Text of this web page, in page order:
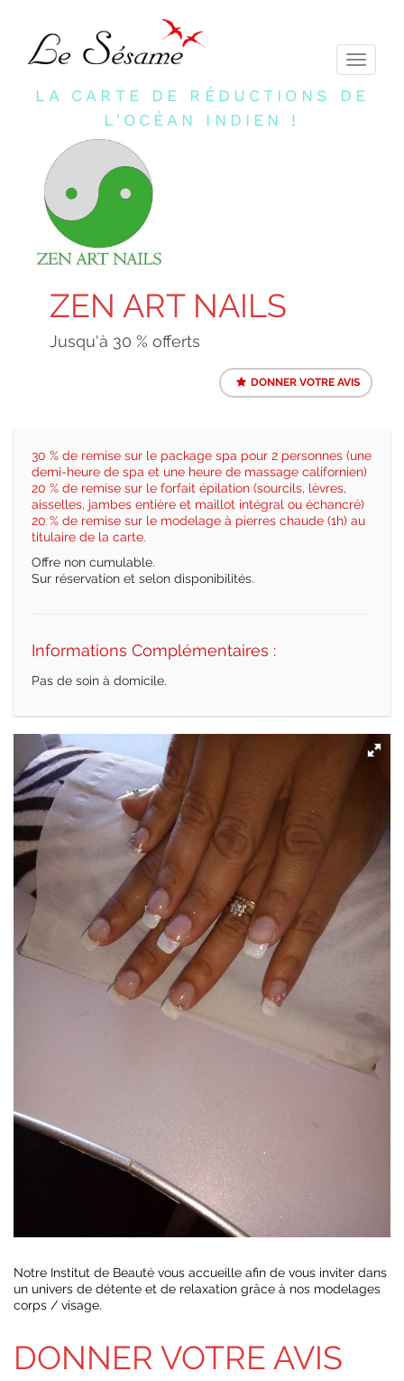
Toggle
LA CARTE DE RÉDUCTIONS DE
L'OCÉAN INDIEN !
ZEN ART NAILS
Jusqu'à 30 % offerts
DONNER VOTRE AVIS
30 % de remise sur le package spa pour 2 personnes (une
demi-heure de spa et une heure de massage californien)
20 % de remise sur le forfait épilation (sourcils, lèvres,
aisselles, jambes entière et maillot intégral ou échancré)
20 % de remise sur le modelage à pierres chaude (1h) au
titulaire de la carte.
Offre non cumulable.
Sur réservation et selon disponibilités.
Informations Complémentaires :
Pas de soin à domicile.
Notre Institut de Beauté vous accueille afin de vous inviter dans
un univers de détente et de relaxation grâce à nos modelages
corps / visage.
DONNER VOTRE AVIS